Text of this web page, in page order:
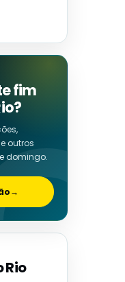
fim
outros
domingo.
→
Rio